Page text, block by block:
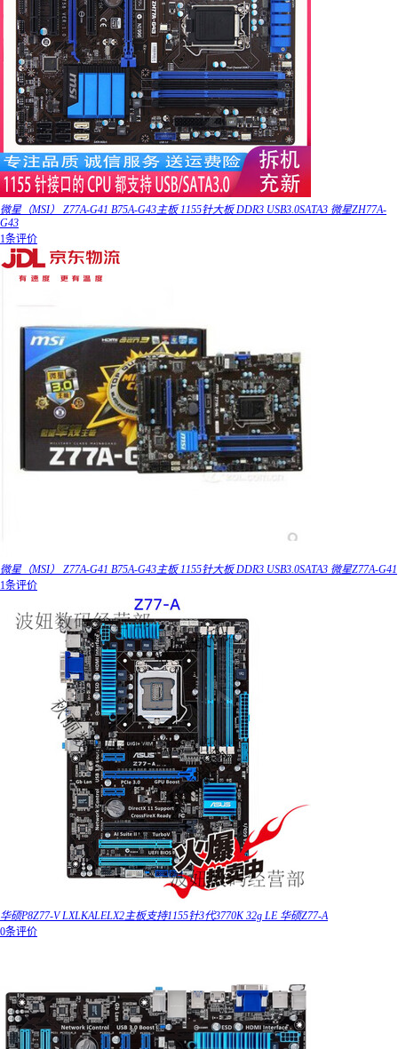
微星（MSI） Z77A-G41 B75A-G43主板 1155针大板 DDR3 USB3.0SATA3 微星ZH77A-
G43
1条评价
微星（MSI） Z77A-G41 B75A-G43主板 1155针大板 DDR3 USB3.0SATA3 微星Z77A-G41
1条评价
华硕P8Z77-V LXLKALELX2主板支持1155针3代3770K 32g LE 华硕Z77-A
0条评价